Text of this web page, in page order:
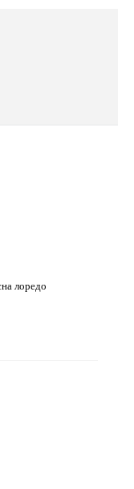
лоредо